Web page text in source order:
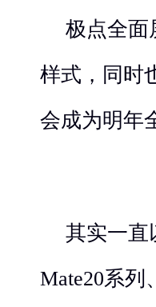
极点全面
样式，同时
会成为明年
其实一直
Mate20系列